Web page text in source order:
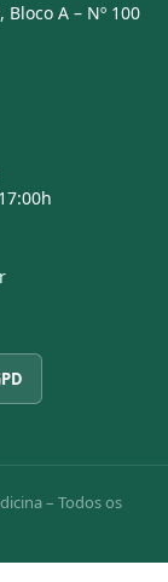
A – Nº 100
– Todos os